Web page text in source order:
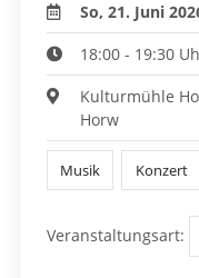
So, 21. Juni
18:00 - 19:30
Kulturmühle
Horw
Musik Konzert
Veranstaltungsart: